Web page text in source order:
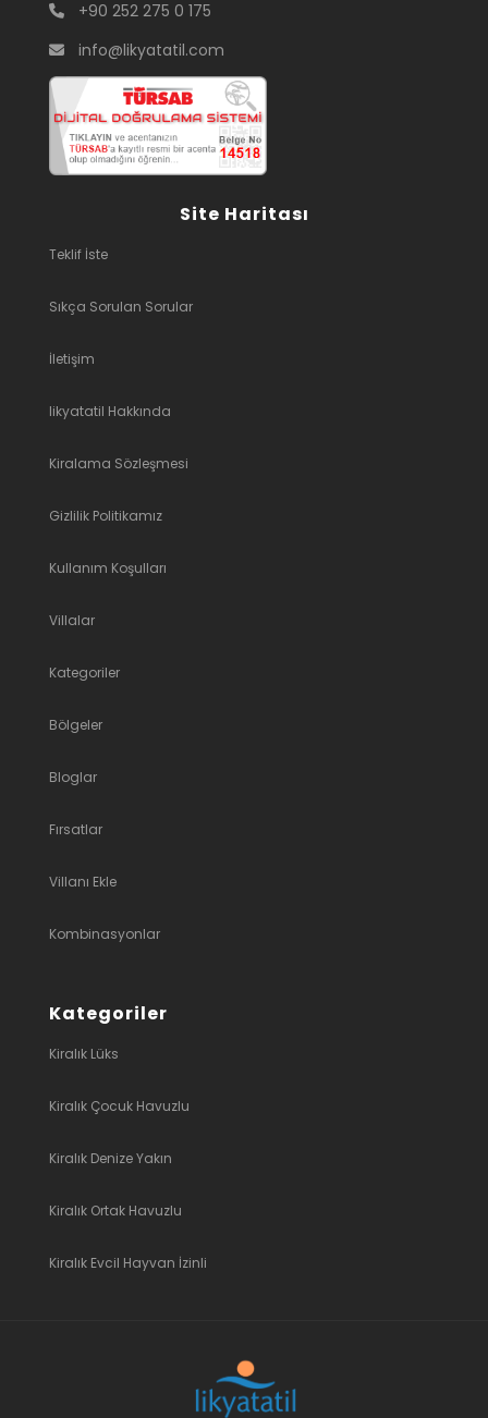
+90 252 275 0 175
info@likyatatil.com
Site Haritası
Teklif İste
Sıkça Sorulan Sorular
İletişim
likyatatil Hakkında
Kiralama Sözleşmesi
Gizlilik Politikamız
Kullanım Koşulları
Villalar
Kategoriler
Bölgeler
Bloglar
Fırsatlar
Villanı Ekle
Kombinasyonlar
Kategoriler
Kiralık Lüks
Kiralık Çocuk Havuzlu
Kiralık Denize Yakın
Kiralık Ortak Havuzlu
Kiralık Evcil Hayvan İzinli